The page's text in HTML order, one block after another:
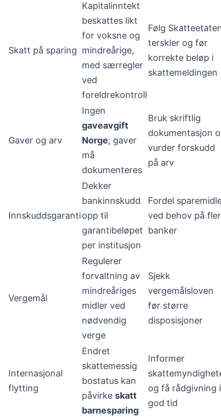
Skatt på sparing
Kapitalinntekt
beskattes likt
for voksne og
mindreårige,
med særregler
ved
foreldrekontroll
Følg
terskler og før
korrekte beløp i
skattemeldingen
Gaver og arv
Ingen
gaveavgift
Norge; gaver
må
dokumenteres
Bruk skriftlig
dokumentasjon
vurder forskudd
på arv
Innskuddsgaranti
Dekker
bankinnskudd
opp til
garantibeløpet
per institusjon
Fordel
ved behov på
banker
Vergemål
Regulerer
forvaltning av
mindreåriges
midler ved
nødvendig
verge
Sjekk
vergemålsloven
før større
disposisjoner
Internasjonal
flytting
Endret
skattemessig
bostatus kan
påvirke skatt
barnesparing
Informer
og få rådgivning i
god tid